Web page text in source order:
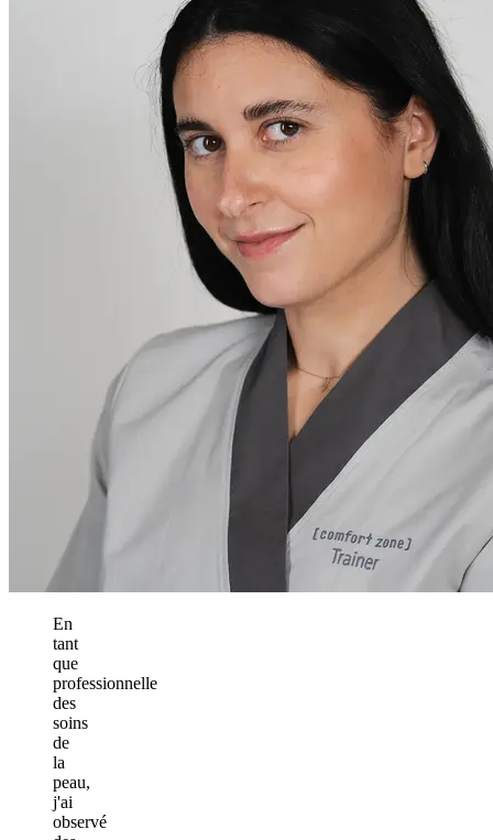
En
tant
que
professionnelle
des
soins
de
la
peau,
j'ai
observé